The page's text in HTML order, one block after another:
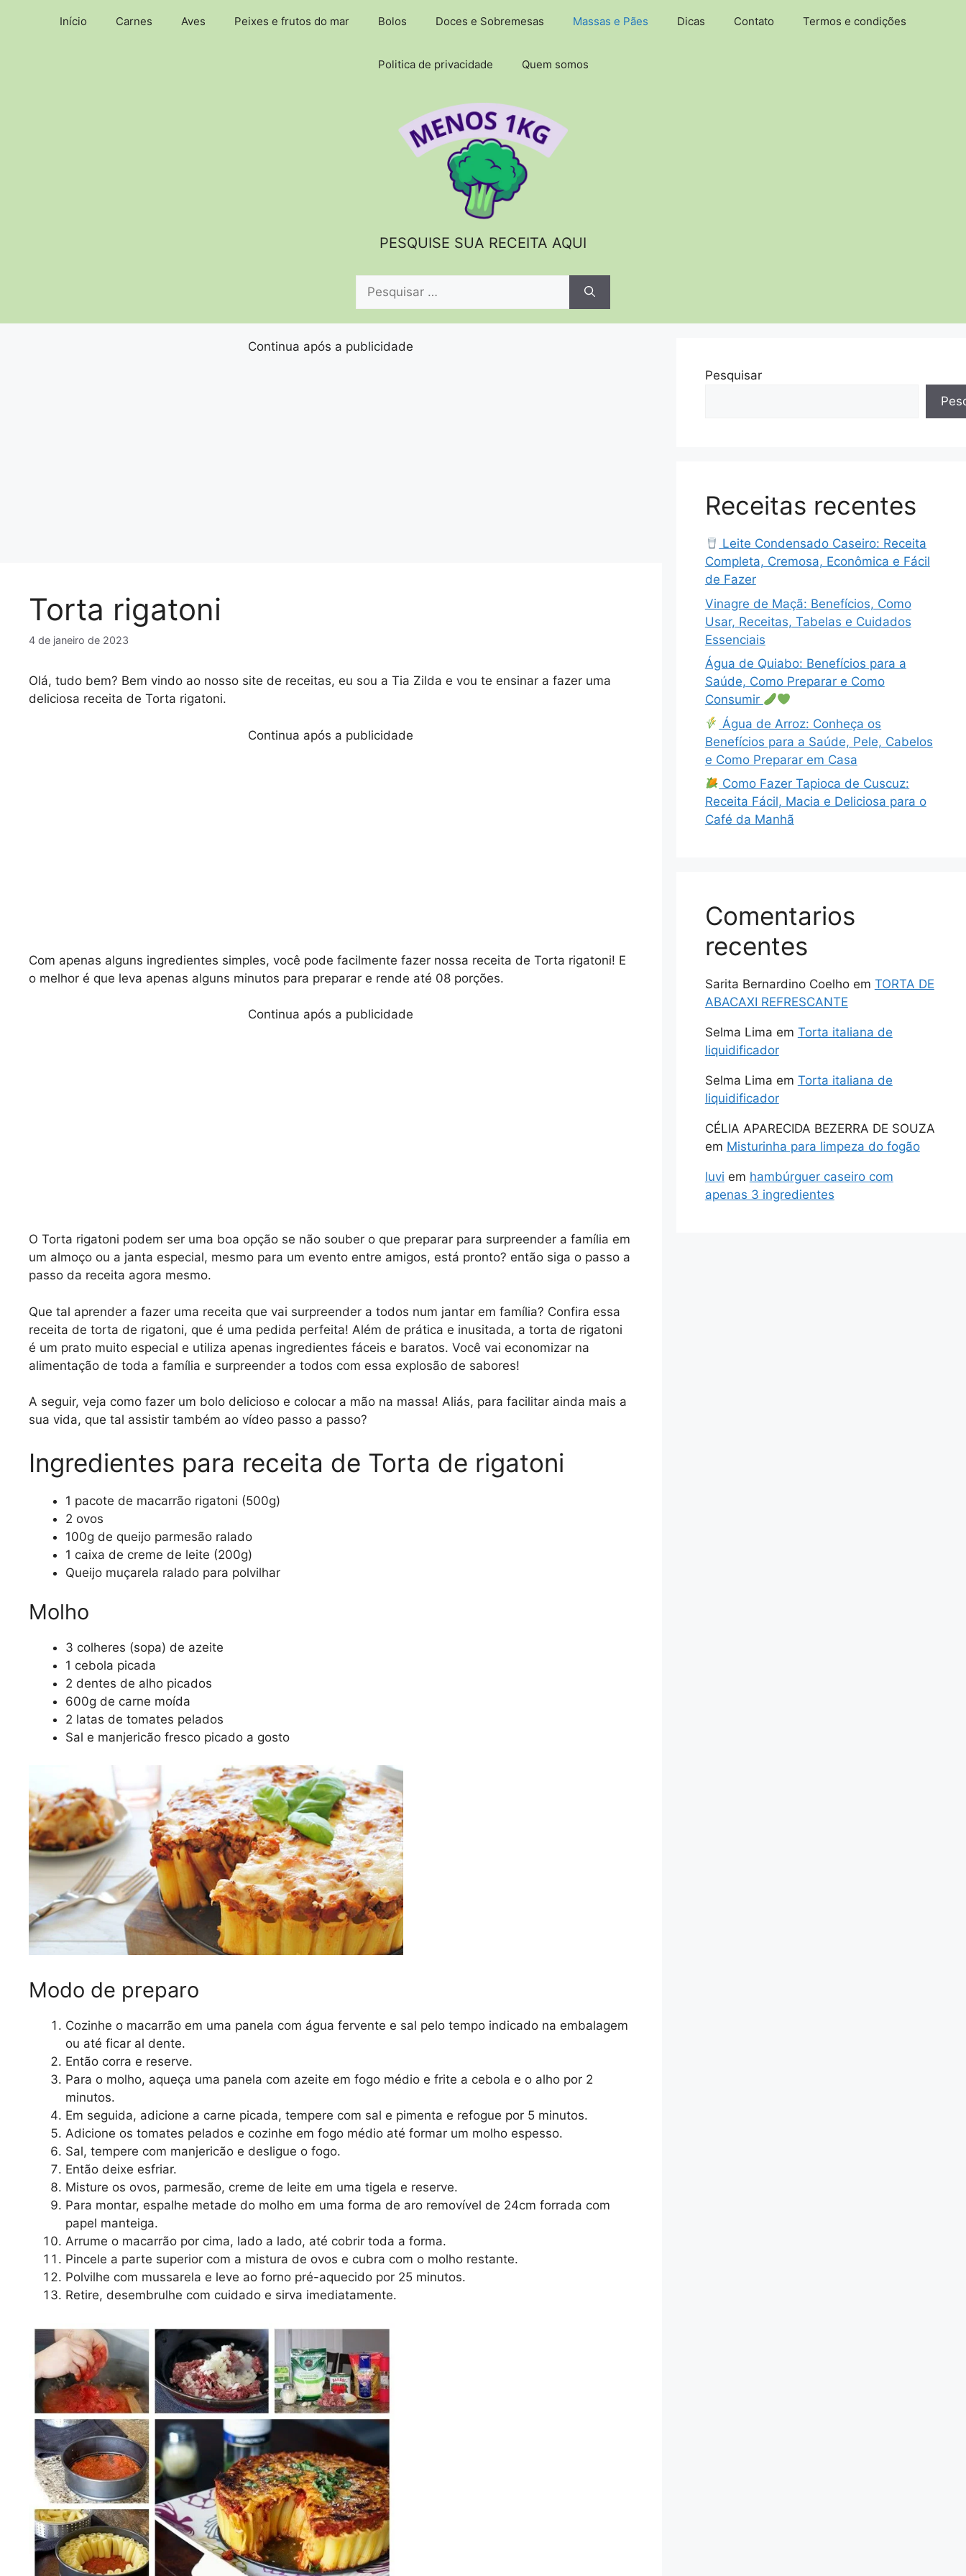
Início Carnes Aves Peixes e frutos do mar Bolos Doces e Sobremesas Massas e Pães Dicas Contato Termos e condições
Politica de privacidade Quem somos
PESQUISE SUA RECEITA AQUI
Pesquisar
Continua após a publicidade
Torta rigatoni
4 de janeiro de 2023
Olá, tudo bem? Bem vindo ao nosso site de receitas, eu sou a Tia Zilda e vou te ensinar a fazer uma
deliciosa receita de Torta rigatoni.
Continua após a publicidade
Com apenas alguns ingredientes simples, você pode facilmente fazer nossa receita de Torta rigatoni! E
o melhor é que leva apenas alguns minutos para preparar e rende até 08 porções.
Continua após a publicidade
O Torta rigatoni podem ser uma boa opção se não souber o que preparar para surpreender a família em
um almoço ou a janta especial, mesmo para um evento entre amigos, está pronto? então siga o passo a
passo da receita agora mesmo.
Que tal aprender a fazer uma receita que vai surpreender a todos num jantar em família? Confira essa
receita de torta de rigatoni, que é uma pedida perfeita! Além de prática e inusitada, a torta de rigatoni
é um prato muito especial e utiliza apenas ingredientes fáceis e baratos. Você vai economizar na
alimentação de toda a família e surpreender a todos com essa explosão de sabores!
A seguir, veja como fazer um bolo delicioso e colocar a mão na massa! Aliás, para facilitar ainda mais a
sua vida, que tal assistir também ao vídeo passo a passo?
Ingredientes para receita de Torta de rigatoni
1 pacote de macarrão rigatoni (500g)
2 ovos
100g de queijo parmesão ralado
1 caixa de creme de leite (200g)
Queijo muçarela ralado para polvilhar
Molho
3 colheres (sopa) de azeite
1 cebola picada
2 dentes de alho picados
600g de carne moída
2 latas de tomates pelados
Sal e manjericão fresco picado a gosto
Modo de preparo
Cozinhe o macarrão em uma panela com água fervente e sal pelo tempo indicado na embalagem
ou até ficar al dente.
Então corra e reserve.
Para o molho, aqueça uma panela com azeite em fogo médio e frite a cebola e o alho por 2
minutos.
Em seguida, adicione a carne picada, tempere com sal e pimenta e refogue por 5 minutos.
Adicione os tomates pelados e cozinhe em fogo médio até formar um molho espesso.
Sal, tempere com manjericão e desligue o fogo.
Então deixe esfriar.
Misture os ovos, parmesão, creme de leite em uma tigela e reserve.
Para montar, espalhe metade do molho em uma forma de aro removível de 24cm forrada com
papel manteiga.
Arrume o macarrão por cima, lado a lado, até cobrir toda a forma.
Pincele a parte superior com a mistura de ovos e cubra com o molho restante.
Polvilhe com mussarela e leve ao forno pré-aquecido por 25 minutos.
Retire, desembrulhe com cuidado e sirva imediatamente.
Pesquisar
Receitas recentes
Leite Condensado Caseiro: Receita
Completa, Cremosa, Econômica e Fácil
de Fazer
Vinagre de Maçã: Benefícios, Como
Usar, Receitas, Tabelas e Cuidados
Essenciais
Água de Quiabo: Benefícios para a
Saúde, Como Preparar e Como
Consumir
Água de Arroz: Conheça os
Benefícios para a Saúde, Pele, Cabelos
e Como Preparar em Casa
Como Fazer Tapioca de Cuscuz:
Receita Fácil, Macia e Deliciosa para o
Café da Manhã
Comentarios
recentes
Sarita Bernardino Coelhoem TORTA DE
ABACAXI REFRESCANTE
Selma Lima em Torta italiana de
liquidificador
Selma Lima em Torta italiana de
liquidificador
CÉLIA APARECIDA BEZERRA DE SOUZA
em Misturinha para limpeza do fogão
luvi em hambúrguer caseiro com
apenas 3 ingredientes